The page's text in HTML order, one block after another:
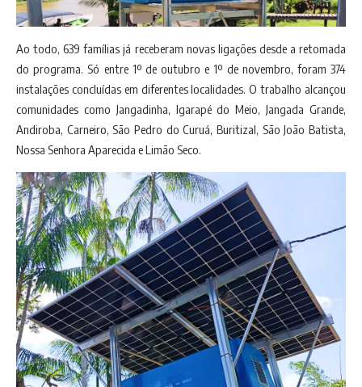
Ao todo, 639 famílias já receberam novas ligações desde a retomada
do programa. Só entre 1º de outubro e 1º de novembro, foram 374
instalações concluídas em diferentes localidades. O trabalho alcançou
comunidades como Jangadinha, Igarapé do Meio, Jangada Grande,
Andiroba, Carneiro, São Pedro do Curuá, Buritizal, São João Batista,
Nossa Senhora Aparecida e Limão Seco.